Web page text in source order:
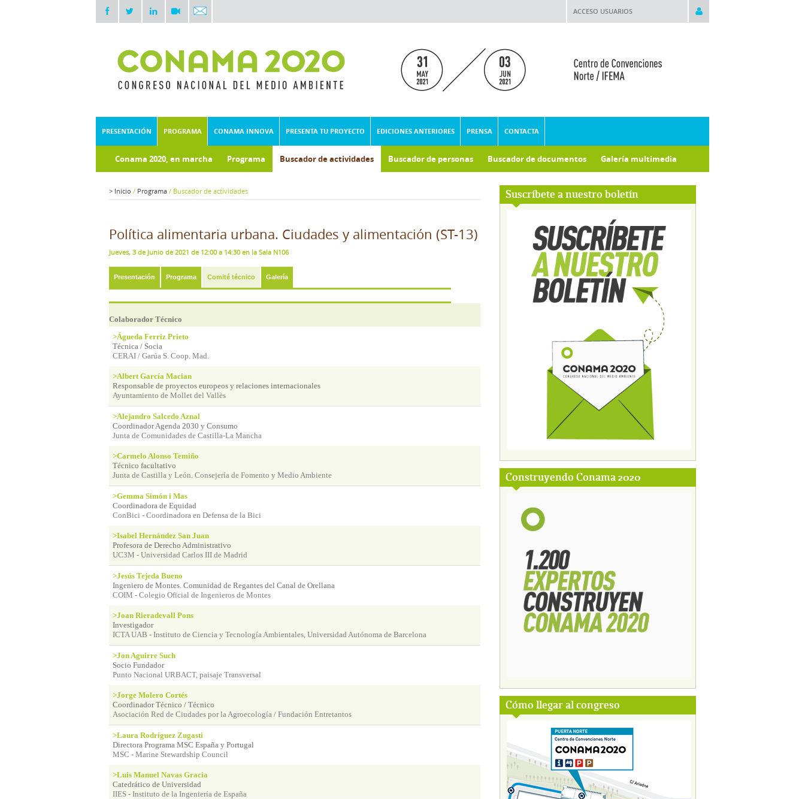
ACCESO USUARIOS
PRESENTACIÓN PROGRAMA CONAMA INNOVA PRESENTA TU PROYECTO EDICIONES ANTERIORES PRENSA CONTACTA
Conama 2020, en marcha Programa Buscador de actividades Buscador de personas Buscador de documentos Galería multimedia
Suscríbete a nuestro boletín
Construyendo Conama 2020
Cómo llegar al congreso
> Inicio / Programa / Buscador de actividades
Política alimentaria urbana. Ciudades y alimentación (ST-13)
Jueves, 3 de Junio de 2021 de 12:00 a 14:30 en la Sala N106
Presentación Programa Comité técnico Galería
Colaborador Técnico
>Águeda Ferriz Prieto
Técnica / Socia
CERAI / Garúa S. Coop. Mad.
>Albert García Macian
Responsable de proyectos europeos y relaciones internacionales
Ayuntamiento de Mollet del Vallès
>Alejandro Salcedo Aznal
Coordinador Agenda 2030 y Consumo
Junta de Comunidades de Castilla-La Mancha
>Carmelo Alonso Temiño
Técnico facultativo
Junta de Castilla y León. Consejería de Fomento y Medio Ambiente
>Gemma Simón i Mas
Coordinadora de Equidad
ConBici - Coordinadora en Defensa de la Bici
>Isabel Hernández San Juan
Profesora de Derecho Administrativo
UC3M - Universidad Carlos III de Madrid
>Jesús Tejeda Bueno
Ingeniero de Montes. Comunidad de Regantes del Canal de Orellana
COIM - Colegio Oficial de Ingenieros de Montes
>Joan Rieradevall Pons
Investigador
ICTA UAB - Instituto de Ciencia y Tecnología Ambientales, Universidad Autónoma de Barcelona
>Jon Aguirre Such
Socio Fundador
Punto Nacional URBACT, paisaje Transversal
>Jorge Molero Cortés
Coordinador Técnico / Técnico
Asociación Red de Ciudades por la Agroecología / Fundación Entretantos
>Laura Rodríguez Zugasti
Directora Programa MSC España y Portugal
MSC - Marine Stewardship Council
>Luis Manuel Navas Gracia
Catedrático de Universidad
IIES - Instituto de la Ingeniería de España